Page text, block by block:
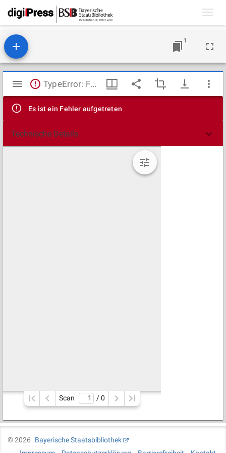
1
Mirador
Viewer
TypeError: Failed to fetch
Es ist ein Fehler aufgetreten
Technische Details
Scan / 0
©2026
Bayerische Staatsbibliothek